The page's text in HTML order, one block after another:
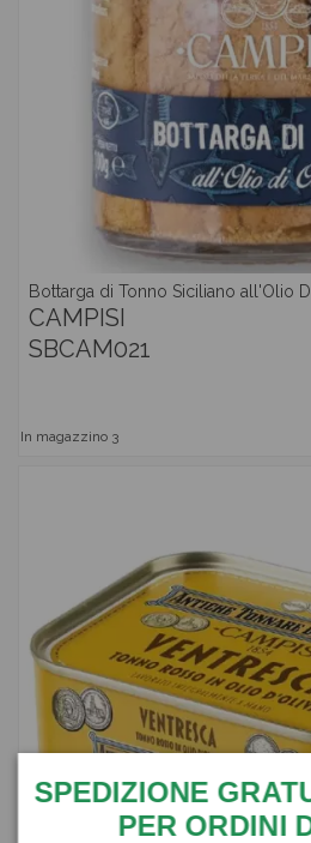
Bottarga di Tonno Siciliano all'Olio
CAMPISI
SBCAM021
In magazzino 3
SPEDIZIONE
PER ORDINI